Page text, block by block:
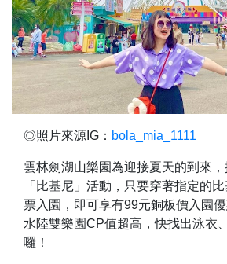
◎照片來源IG： bola_mia_1111
雲林劍湖山樂園為迎接夏天的到來
「比基尼」活動，只要穿著指定的
票入園，即可享有99元銅板價入園
水陸雙樂園CP值超高，快找出泳衣
囉！